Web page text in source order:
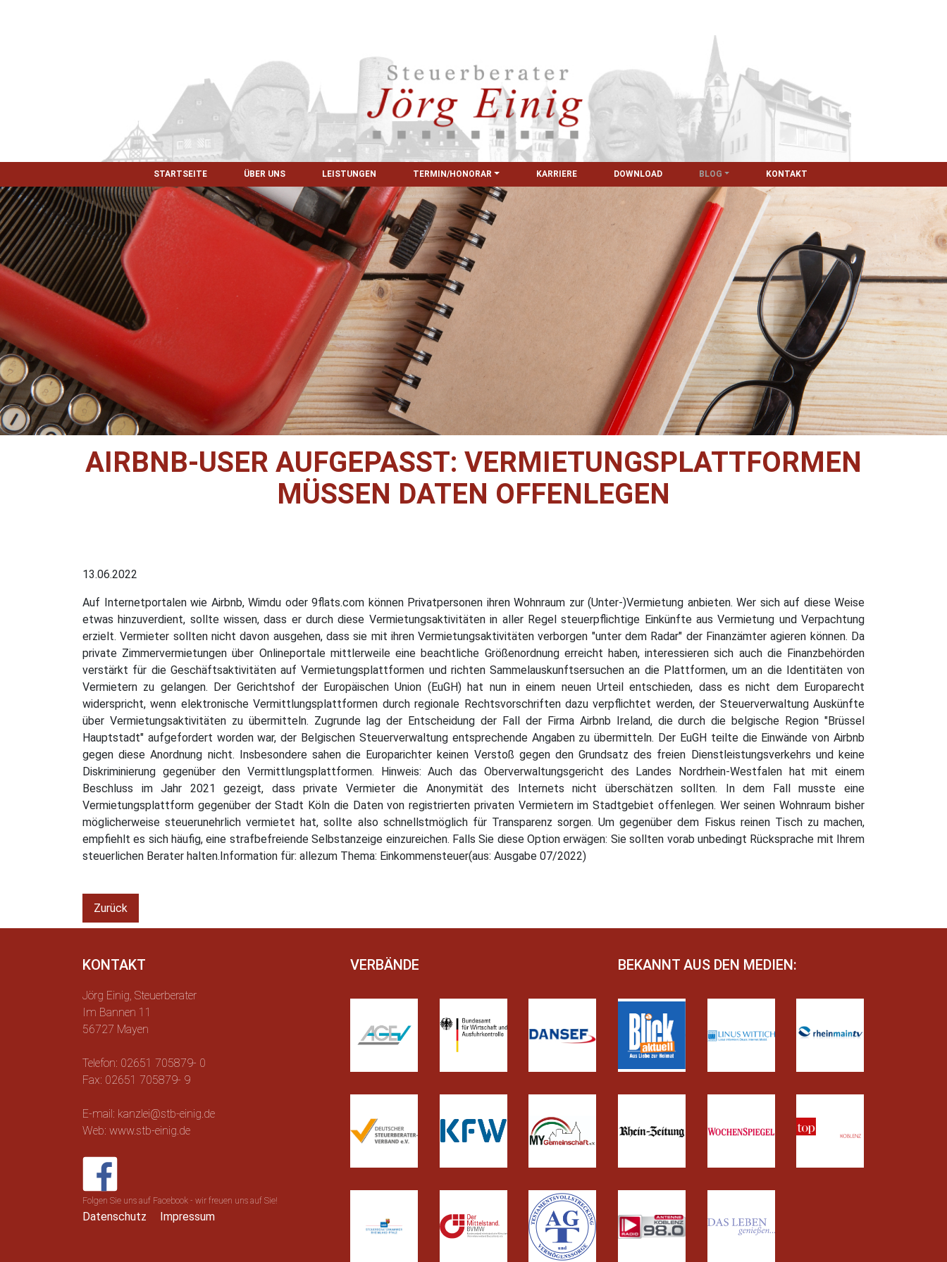
STARTSEITE ÜBER UNS LEISTUNGEN TERMIN/HONORAR KARRIERE DOWNLOAD BLOG KONTAKT
AIRBNB-USER AUFGEPASST: VERMIETUNGSPLATTFORMEN
MÜSSEN DATEN OFFENLEGEN
13.06.2022
Auf Internetportalen wie Airbnb, Wimdu oder 9flats.com können Privatpersonen ihren Wohnraum zur (Unter-)Vermietung anbieten. Wer sich auf diese Weise
etwas hinzuverdient, sollte wissen, dass er durch diese Vermietungsaktivitäten in aller Regel steuerpflichtige Einkünfte aus Vermietung und Verpachtung
erzielt. Vermieter sollten nicht davon ausgehen, dass sie mit ihren Vermietungsaktivitäten verborgen "unter dem Radar" der Finanzämter agieren können. Da
private Zimmervermietungen über Onlineportale mittlerweile eine beachtliche Größenordnung erreicht haben, interessieren sich auch die Finanzbehörden
verstärkt für die Geschäftsaktivitäten auf Vermietungsplattformen und richten Sammelauskunftsersuchen an die Plattformen, um an die Identitäten von
Vermietern zu gelangen. Der Gerichtshof der Europäischen Union (EuGH) hat nun in einem neuen Urteil entschieden, dass es nicht dem Europarecht
widerspricht, wenn elektronische Vermittlungsplattformen durch regionale Rechtsvorschriften dazu verpflichtet werden, der Steuerverwaltung Auskünfte
über Vermietungsaktivitäten zu übermitteln. Zugrunde lag der Entscheidung der Fall der Firma Airbnb Ireland, die durch die belgische Region "Brüssel
Hauptstadt" aufgefordert worden war, der Belgischen Steuerverwaltung entsprechende Angaben zu übermitteln. Der EuGH teilte die Einwände von Airbnb
gegen diese Anordnung nicht. Insbesondere sahen die Europarichter keinen Verstoß gegen den Grundsatz des freien Dienstleistungsverkehrs und keine
Diskriminierung gegenüber den Vermittlungsplattformen. Hinweis: Auch das Oberverwaltungsgericht des Landes Nordrhein-Westfalen hat mit einem
Beschluss im Jahr 2021 gezeigt, dass private Vermieter die Anonymität des Internets nicht überschätzen sollten. In dem Fall musste eine
Vermietungsplattform gegenüber der Stadt Köln die Daten von registrierten privaten Vermietern im Stadtgebiet offenlegen. Wer seinen Wohnraum bisher
möglicherweise steuerunehrlich vermietet hat, sollte also schnellstmöglich für Transparenz sorgen. Um gegenüber dem Fiskus reinen Tisch zu machen,
empfiehlt es sich häufig, eine strafbefreiende Selbstanzeige einzureichen. Falls Sie diese Option erwägen: Sie sollten vorab unbedingt Rücksprache mit Ihrem
steuerlichen Berater halten.Information für: allezum Thema: Einkommensteuer(aus: Ausgabe 07/2022)
Zurück
KONTAKT
Jörg Einig, Steuerberater
Im Bannen 11
56727 Mayen
Telefon: 02651 705879- 0
Fax: 02651 705879- 9
E-mail: kanzlei@stb-einig.de
Web: www.stb-einig.de
Folgen Sie uns auf Facebook - wir freuen uns auf Sie!
Datenschutz Impressum
VERBÄNDE BEKANNT AUS DEN MEDIEN: